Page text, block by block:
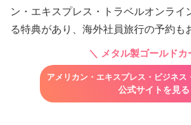
ン・エキスプレス・トラベルオンライ
る特典があり、海外社員旅行の予約も
＼ メタル製ゴールドカ
アメリカン・エキスプレス・ビジネス
公式サイトを見る